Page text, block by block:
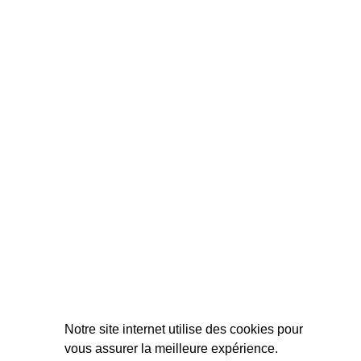
Notre site internet utilise des cookies pour
vous assurer la meilleure expérience.
Du mardi au vendredi